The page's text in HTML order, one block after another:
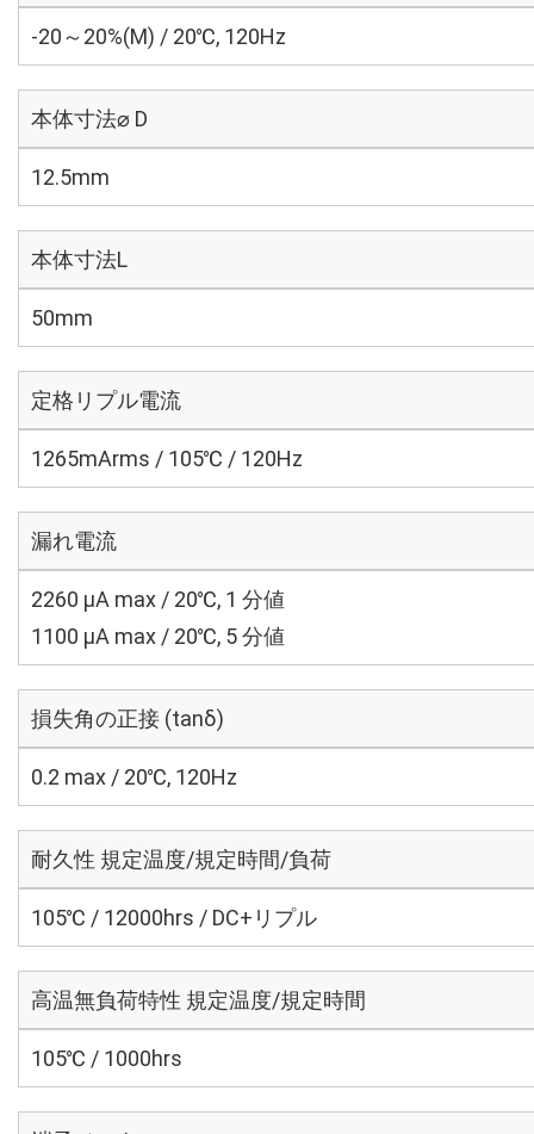
-20～20%(M) / 20℃, 120Hz
本体寸法⌀ D
12.5mm
本体寸法L
50mm
定格リプル電流
1265mArms / 105℃ / 120Hz
漏れ電流
2260 μA max / 20℃, 1 分値
1100 μA max / 20℃, 5 分値
損失角の正接 (tanδ)
0.2 max / 20℃, 120Hz
耐久性 規定温度/規定時間/負荷
105℃ / 12000hrs / DC+リプル
高温無負荷特性 規定温度/規定時間
105℃ / 1000hrs